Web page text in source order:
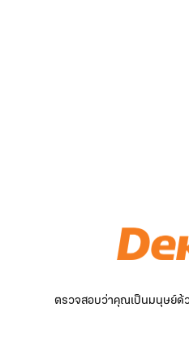
ตรวจสอบว่าคุณเป็นมนุษย์ด้